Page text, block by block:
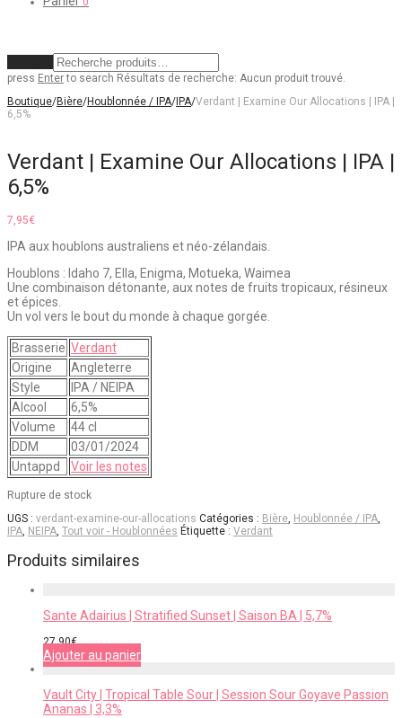
press Enterto search Résultats de recherche: Aucun produit trouvé.
Boutique/Bière/Houblonnée / IPA/ IPA/Verdant | Examine Our Allocations | IPA |
6,5%
Verdant | Examine Our Allocations | IPA |
6,5%
7,95€
IPA aux houblons australiens et néo-zélandais.
Houblons : Idaho 7, Ella, Enigma, Motueka, Waimea
Une combinaison détonante, aux notes de fruits tropicaux, résineux
et épices.
Un vol vers le bout du monde à chaque gorgée.
Brasserie Verdant
Origine
Angleterre
Style
IPA / NEIPA
Alcool
6,5%
Volume
44 cl
DDM
03/01/2024
Untappd
Voir les notes
Rupture de stock
UGS : verdant-examine-our-allocations Catégories : Bière, Houblonnée / IPA,
IPA, NEIPA, Tout voir - Houblonnées Étiquette : Verdant
Produits similaires
Sante Adairius | Stratified Sunset | Saison BA | 5,7%
27,90€
Ajouter au panier
Vault City | Tropical Table Sour | Session Sour Goyave Passion
Ananas | 3,3%